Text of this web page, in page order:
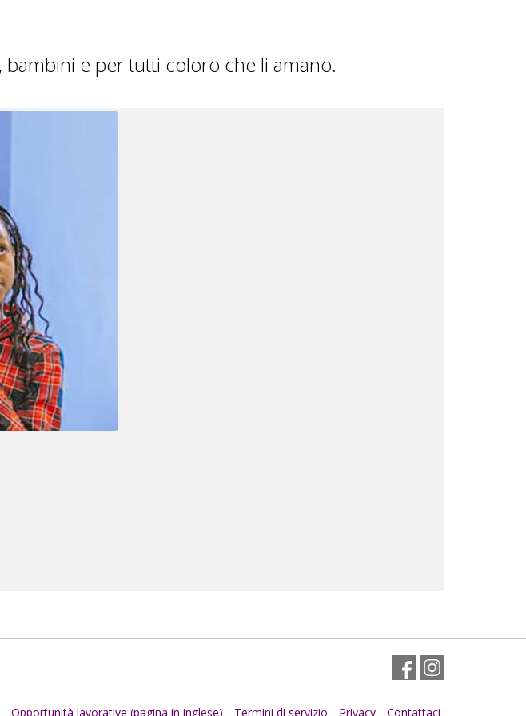
e per tutti coloro che li amano.
FacebookInstagram
Opportunità lavorative (pagina in inglese) Termini di servizio Privacy Contattaci